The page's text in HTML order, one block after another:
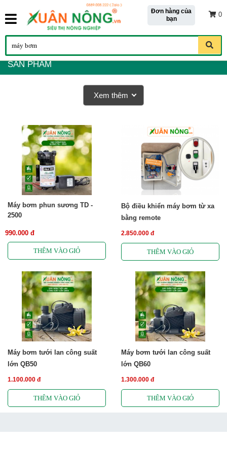
Đơn hàng của
bạn
0
SẢN PHẨM
Xem thêm
Máy bơm phun sương TD -
2500
990.000 đ
Bộ điều khiển máy bơm từ xa
bằng remote
2.850.000 đ
Máy bơm tưới lan công suất
lớn QB50
1.100.000 đ
Máy bơm tưới lan công suất
lớn QB60
1.300.000 đ